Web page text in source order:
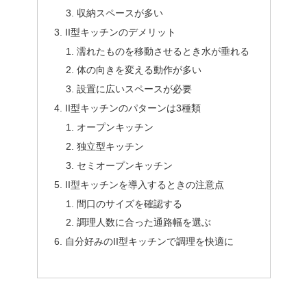
収納スペースが多い
II型キッチンのデメリット
濡れたものを移動させるとき水が垂れる
体の向きを変える動作が多い
設置に広いスペースが必要
II型キッチンのパターンは3種類
オープンキッチン
独立型キッチン
セミオープンキッチン
II型キッチンを導入するときの注意点
間口のサイズを確認する
調理人数に合った通路幅を選ぶ
自分好みのII型キッチンで調理を快適に